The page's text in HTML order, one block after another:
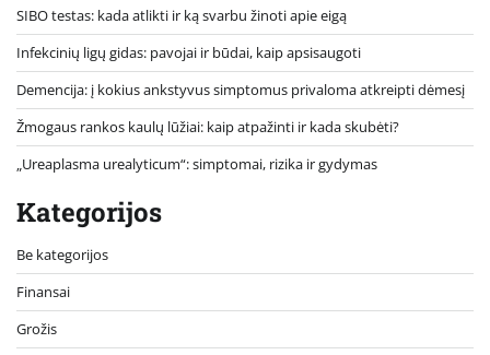
SIBO testas: kada atlikti ir ką svarbu žinoti apie eigą
Infekcinių ligų gidas: pavojai ir būdai, kaip apsisaugoti
Demencija: į kokius ankstyvus simptomus privaloma atkreipti dėmesį
Žmogaus rankos kaulų lūžiai: kaip atpažinti ir kada skubėti?
„Ureaplasma urealyticum“: simptomai, rizika ir gydymas
Kategorijos
Be kategorijos
Finansai
Grožis